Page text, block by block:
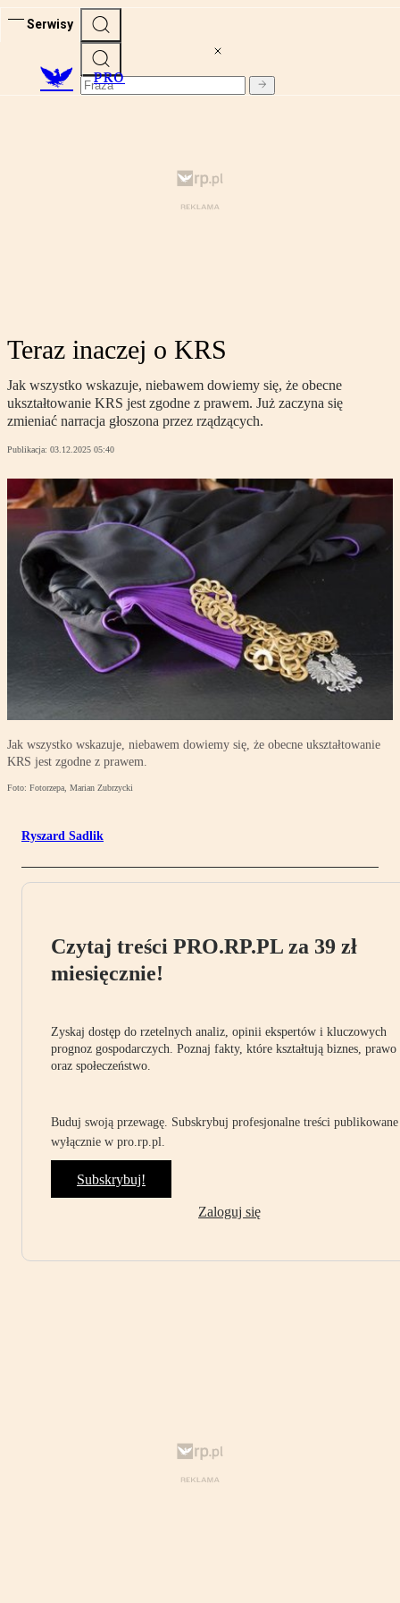
Serwisy
PRO
Teraz inaczej o KRS
Jak wszystko wskazuje, niebawem dowiemy się, że obecne
ukształtowanie KRS jest zgodne z prawem. Już zaczyna się
zmieniać narracja głoszona przez rządzących.
Publikacja: 03.12.2025 05:40
Jak wszystko wskazuje, niebawem dowiemy się, że obecne ukształtowanie
KRS jest zgodne z prawem.
Foto: Fotorzepa, Marian Zubrzycki
Ryszard Sadlik
Czytaj treści PRO.RP.PL za 39 zł
miesięcznie!
Zyskaj dostęp do rzetelnych analiz, opinii ekspertów i kluczowych
prognoz gospodarczych. Poznaj fakty, które kształtują biznes, prawo
oraz społeczeństwo.
Buduj swoją przewagę. Subskrybuj profesjonalne treści publikowane
wyłącznie w pro.rp.pl.
Subskrybuj!
Zaloguj się